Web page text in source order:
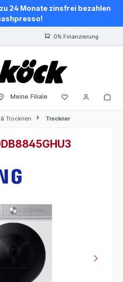
24 Monate zinsfrei bezahlen
0% Finanzierung
Meine Filiale
Trocknen Trockner